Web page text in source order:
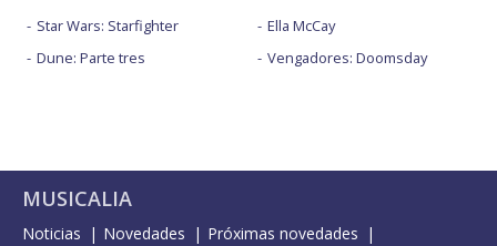
Star Wars: Starfighter
Dune: Parte tres
Ella McCay
Vengadores: Doomsday
MUSICALIA
Noticias Novedades
Próximas novedades